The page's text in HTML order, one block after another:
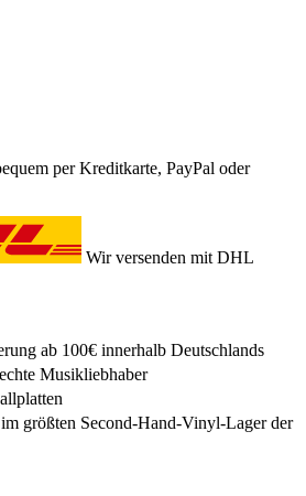
per Kreditkarte, PayPal oder
Wir versenden mit DHL
ab 100€ innerhalb Deutschlands
Musikliebhaber
größten Second-Hand-Vinyl-Lager der